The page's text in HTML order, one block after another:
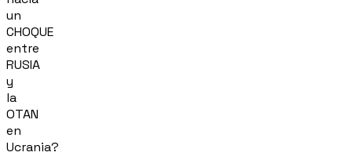
un
CHOQUE
entre
RUSIA
y
la
OTAN
en
Ucrania?